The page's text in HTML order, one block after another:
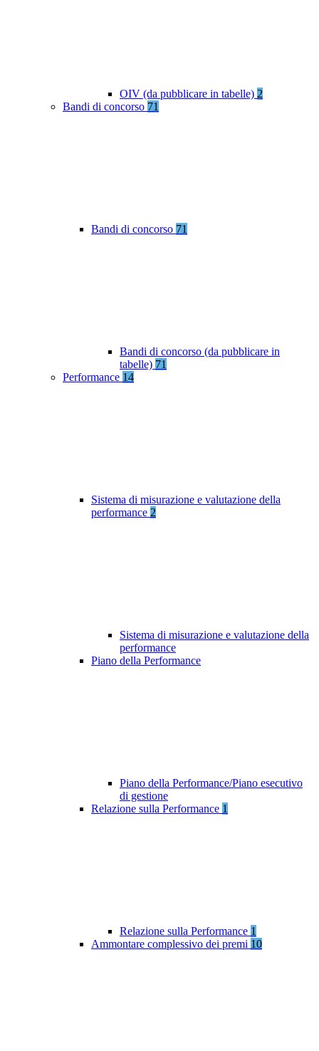
OIV (da pubblicare in tabelle) 2
Bandi di concorso 71
Bandi di concorso 71
Bandi di concorso (da pubblicare in
tabelle) 71
Performance 14
Sistema di misurazione e valutazione della
performance 2
Sistema di misurazione e valutazione della
performance
Piano della Performance
Piano della Performance/Piano esecutivo
di gestione
Relazione sulla Performance 1
Relazione sulla Performance 1
Ammontare complessivo dei premi 10